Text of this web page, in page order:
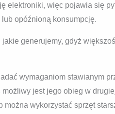
elektroniki, więc pojawia się
opóźnioną konsumpcję.
jakie generujemy, gdyż
wymaganiom stawianym
jest jego obieg w
wykorzystać sprzęt